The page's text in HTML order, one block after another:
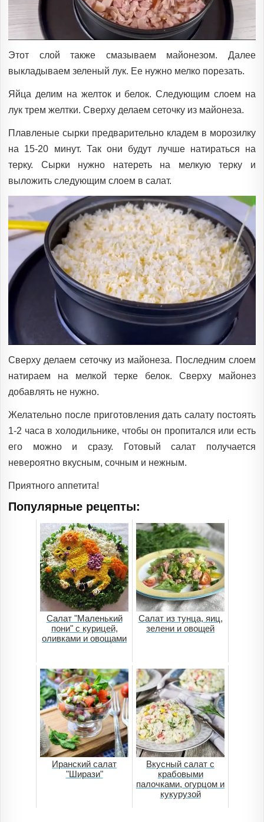
Этот слой также смазываем майонезом. Далее
выкладываем зеленый лук. Ее нужно мелко порезать.
Яйца делим на желток и белок. Следующим слоем на
лук трем желтки. Сверху делаем сеточку из майонеза.
Плавленые сырки предварительно кладем в морозилку
на 15-20 минут. Так они будут лучше натираться на
терку. Сырки нужно натереть на мелкую терку и
выложить следующим слоем в салат.
Сверху делаем сеточку из майонеза. Последним слоем
натираем на мелкой терке белок. Сверху майонез
добавлять не нужно.
Желательно после приготовления дать салату постоять
1-2 часа в холодильнике, чтобы он пропитался или есть
его можно и сразу. Готовый салат получается
невероятно вкусным, сочным и нежным.
Приятного аппетита!
Популярные рецепты:
Салат "Маленький
пони" с курицей,
оливками и овощами
Салат из тунца, яиц,
зелени и овощей
Иранский салат
"Ширази"
Вкусный салат с
крабовыми
палочками, огурцом и
кукурузой